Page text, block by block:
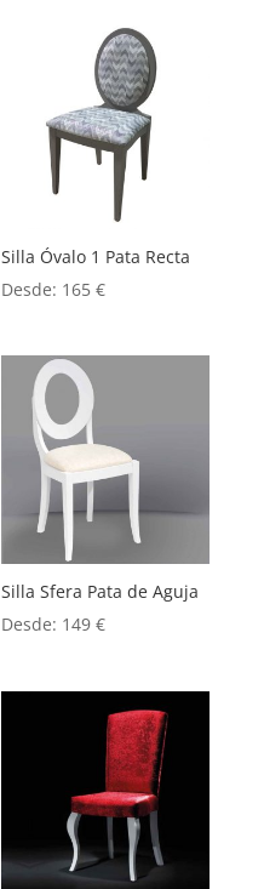
Silla Óvalo 1 Pata Recta
Desde: 165€
Silla Sfera Pata de Aguja
Desde: 149€